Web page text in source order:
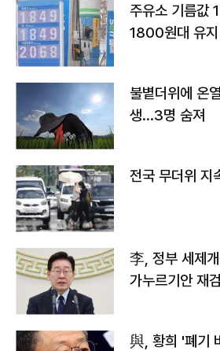
주유소 기름값
1800원대 유지
불볕더위에 온
생…3명 숨져
전국 무더위 지
李, 정부 세제
가누르기안 재
與, 황희 '폐기